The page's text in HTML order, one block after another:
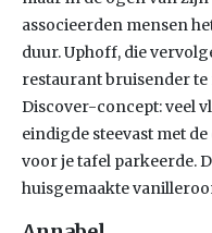
associeerden mensen
duur. Uphoff, die
restaurant bruisender te
Discover-concept: veel
eindigde steevast met
voor je tafel parkeerde.
huisgemaakte